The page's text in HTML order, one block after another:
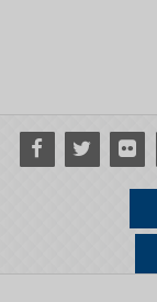
Facebook
Twitter Flickr